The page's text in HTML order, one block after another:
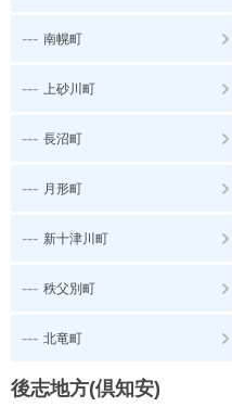
--- 南幌町
--- 上砂川町
--- 長沼町
--- 月形町
--- 新十津川町
--- 秩父別町
--- 北竜町
後志地方(倶知安)